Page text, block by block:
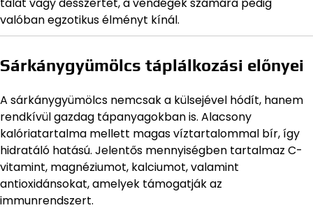
tálat vagy desszertet, a vendégek számára pedig
valóban egzotikus élményt kínál.
Sárkánygyümölcs táplálkozási előnyei
A sárkánygyümölcs nemcsak a külsejével hódít, hanem
rendkívül gazdag tápanyagokban is. Alacsony
kalóriatartalma mellett magas víztartalommal bír, így
hidratáló hatású. Jelentős mennyiségben tartalmaz C-
vitamint, magnéziumot, kalciumot, valamint
antioxidánsokat, amelyek támogatják az
immunrendszert.